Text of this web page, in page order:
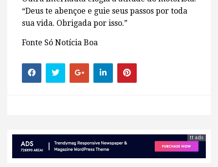
“Deus te abençoe e guie seus passos por toda
sua vida. Obrigada por isso.”
Fonte Só Notícia Boa
tt ads